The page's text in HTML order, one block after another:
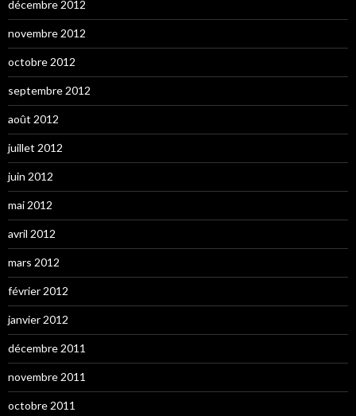
décembre 2012
novembre 2012
octobre 2012
septembre 2012
août 2012
juillet 2012
juin 2012
mai 2012
avril 2012
mars 2012
février 2012
janvier 2012
décembre 2011
novembre 2011
octobre 2011